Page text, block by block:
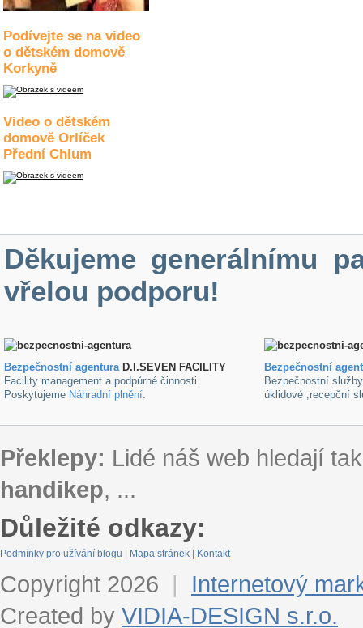
Podívejte se na video
o dětském domově
Korkyně
Video o dětském
domově Orlíček
Přední Chlum
Děkujeme generálnímu
vřelou podporu!
Bezpečnostní agenturaD.I.SEVEN FACILITY
Facility management a podpůrné činnosti.
Poskytujeme Náhradní plnění.
Bezpečnostní
Bezpečnostní
úklidové ,recepční
Překlepy: Lidé náš web hledají
handikep, ...
Důležité odkazy:
Podmínky pro užívání blogu Mapa stránek Kontakt
Copyright 2026 |
Internetový
Created by VIDIA-DESIGN s.r.o.